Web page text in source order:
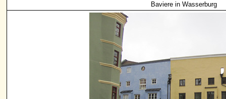
Baviere in Wasserburg